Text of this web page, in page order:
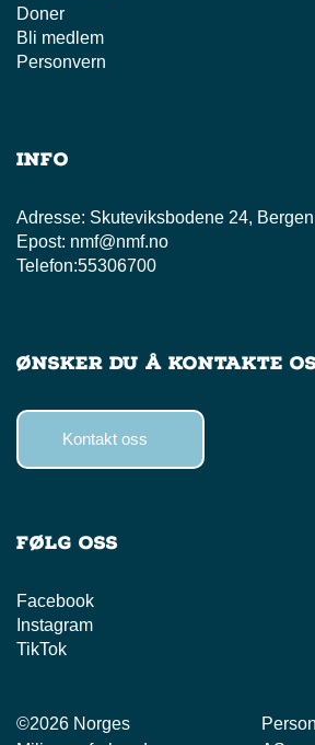
Doner
Bli medlem
Personvern
Info
Adresse: Skuteviksbodene 24,
Epost: nmf@nmf.no
Telefon:55306700
Ønsker du å kontakte
Kontakt oss
Følg oss
Facebook
Instagram
TikTok
©2026 Norges